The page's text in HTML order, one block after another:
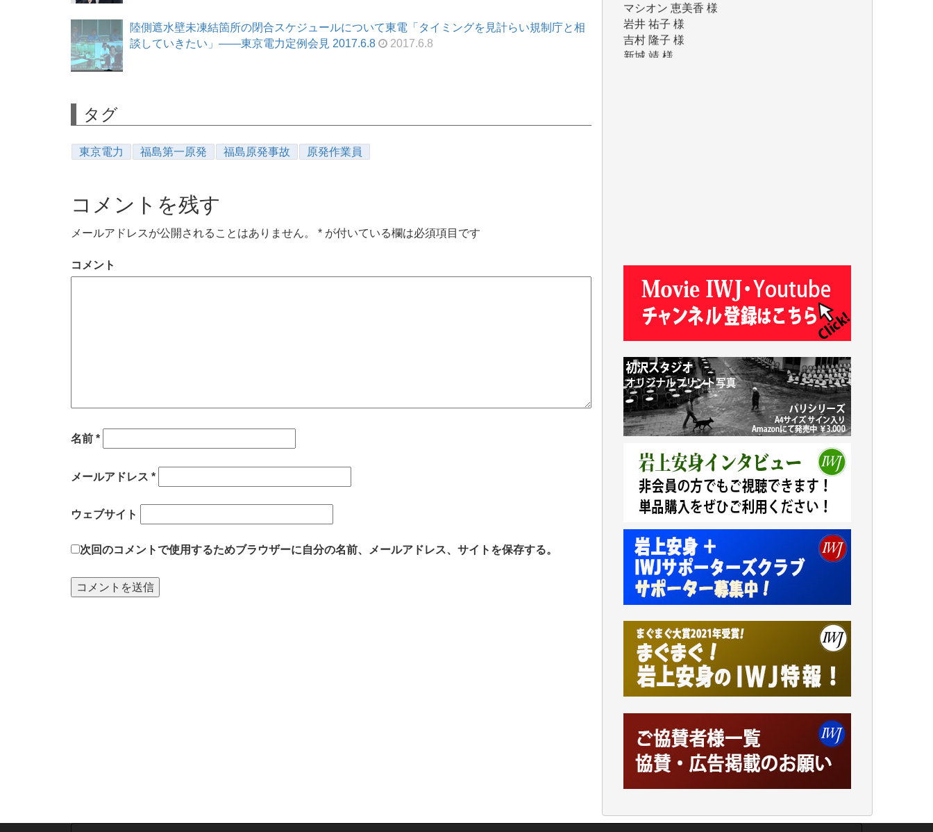
陸側遮水壁未凍結箇所の閉合スケジュールについて東電「タイミングを見計らい規制庁と相
談していきたい」――東京電力定例会見 2017.6.8
2017.6.8
タグ
東京電力 福島第一原発 福島原発事故 原発作業員
コメントを残す
メールアドレスが公開されることはありません。 * が付いている欄は必須項目です
コメント
名前 *
メールアドレス *
ウェブサイト
次回のコメントで使用するためブラウザーに自分の名前、メールアドレス、サイトを保存する。
吉村 隆子 様
新城 靖 様
青木 要 様
T.Y. 様
山本賢二 様
吉住俊昭 様
徳山匡 様
金 盛起 様
塩川 晃平 様
松本益美 様
井出 隆太 様
及川昭男 様
岩井祐子 様
藤田英之 様
藤岡比左志 様
井出 隆太 様
小池説夫 様
アオキカナメ 様
諸般の事情によりIWJ会費払えず今は非会員
ンをよく拝見しております。コンテンツが失
われるのはあまりにもったいない。少しでも
お役立てください。（H.O.様）
今日、僅かですがカンパしました。（T.M.
今日、僅かですがカンパしました。IWJの危
機を乗り切るには到底及ばない額ですが病気
の妻を抱えている私にとっては精一杯のカン
パです。
かねてよりIWJが発してきた膨大な取材記事
や解説記事、そして各界の方々とのインタビ
ューは大袈裟ではなく、極めて重要な知的財
産だと思っています。
Windows7の頃はIWJの動画もRealPlayerで録
画できて、かなりの動画をDVDに焼きこんで
しかし、それが出来なくなって以降はExcelな